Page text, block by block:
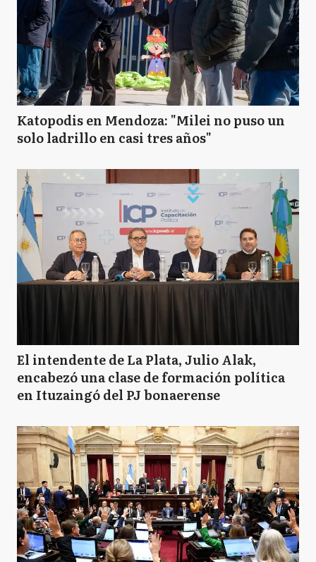
Katopodis en Mendoza: "Milei no puso un
solo ladrillo en casi tres años"
El intendente de La Plata, Julio Alak,
encabezó una clase de formación política
en Ituzaingó del PJ bonaerense